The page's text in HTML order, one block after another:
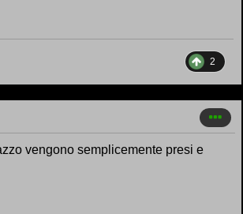
2
vengono semplicemente presi e